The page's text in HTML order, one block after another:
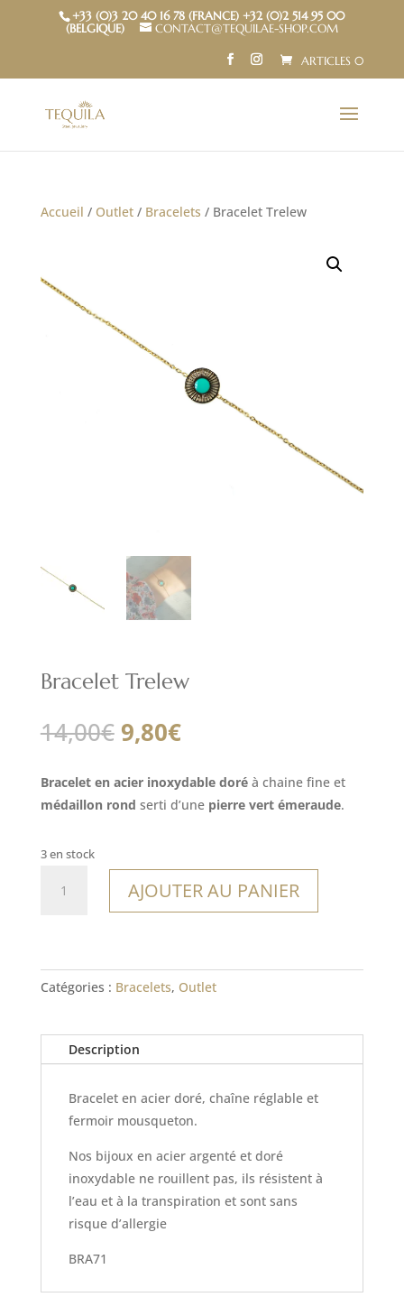
+33 (0)3 20 40 16 78 (FRANCE) +32 (0)2 514 95 00
(BELGIQUE)
CONTACT@TEQUILAE-SHOP.COM
ARTICLES 0
Accueil / Outlet/ Bracelets / Bracelet Trelew
Bracelet Trelew
14,00€ Le
prix
initial
était :
9,80€Le
actuel
est :
9,80€.
Bracelet en acier inoxydable doréà chaine fine et
médaillon rond serti d’une pierre vert émeraude.
3 en stock
AJOUTER AU PANIER
Catégories : Bracelets, Outlet
Description
Bracelet en acier doré, chaîne réglable et
fermoir mousqueton.
Nos bijoux en acier argenté et doré
inoxydable ne rouillent pas, ils résistent à
l’eau et à la transpiration et sont sans
risque d’allergie
BRA71